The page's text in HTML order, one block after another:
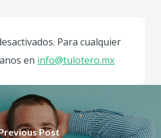
Para cualquier
en info@tulotero.mx
Post